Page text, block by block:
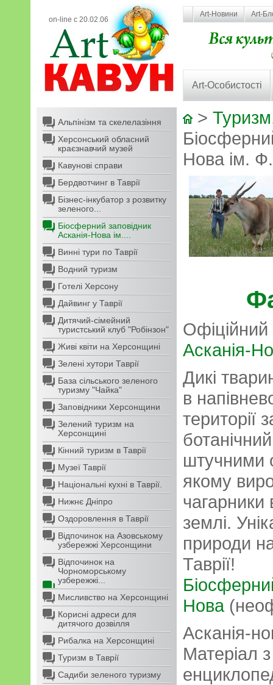
on-line с 20.02.06
Art-Новини Art-
Art-Особистості
Альпінізм та скелелазіння
Херсонський обласний
краєзнавчий музей
Кавунові справи
Бердвотчинг в Таврії
Бізнес-інкубатор з розвитку
зеленого...
Біосферний заповідник
Асканія-Нова ім....
Винні тури по Таврії
Водний туризм
Готелі Херсону
Дайвинг у Таврії
Дитячий-сімейний
туристський клуб "Робінзон"
Живі квіти на Херсонщині
Зелені хутори Таврії
База сільського зеленого
туризму "Чайка"
Заповідники Херсонщини
Зелений туризм на
Херсонщині
Кінний туризм в Таврії
Музеї Таврії
Національні кухні в Таврії.
Нижнє Дніпро
Оздоровлення в Таврії
Відпочинок на Азовському
узбережжі Херсонщини
Відпочинок на
Чорноморському
узбережжі...
Мисливство на Херсонщині
Корисні адреси для
дитячого дозвілля
Рибалка на Херсонщині
Туризм в Таврії
Садиби зеленого туризму
>
Нова ім.
Офіційний
Асканія-
Дикі
в
території
штучними
якому
чагарники
землі.
природи
Таврії!
Нова
Асканія-
Матеріал